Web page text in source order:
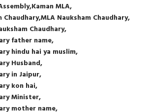
Kaman MLA
ChaudharyMLA Nauksham Chaudhary
Chaudhary
father name
hindu hai ya muslim
Husband
in Jaipur
kon hai
Minister
mother name